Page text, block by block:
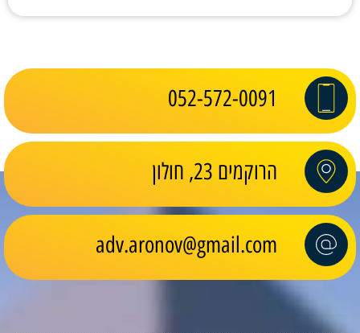
052-572-0091
הרוקמים 23, חולון
adv.aronov@gmail.com